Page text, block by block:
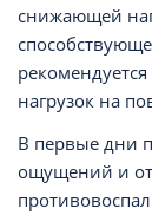
снижающей
нагрузок на
В первые дни
ощущений и